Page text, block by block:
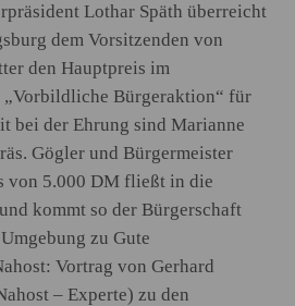
Lothar Späth überreicht
dem Vorsitzenden von
den Hauptpreis im
„Vorbildliche Bürgeraktion“ für
bei der Ehrung sind Marianne
Gögler und Bürgermeister
von 5.000 DM fließt in die
kommt so der Bürgerschaft
zu Gute
Vortrag von Gerhard
– Experte) zu den